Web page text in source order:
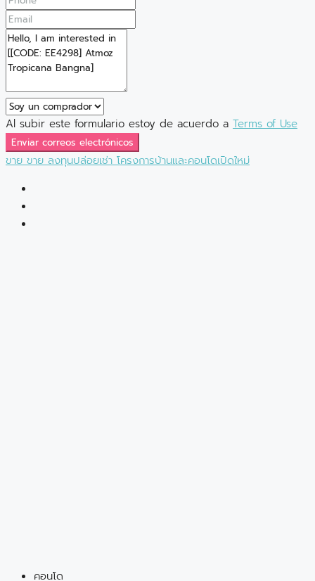
Al subir este formulario estoy de acuerdo a Terms of Use
Enviar correos electrónicos
ขาย ขาย ลงทุนปล่อยเช่า โครงการบ้านและคอนโดเปิดใหม่
คอนโด